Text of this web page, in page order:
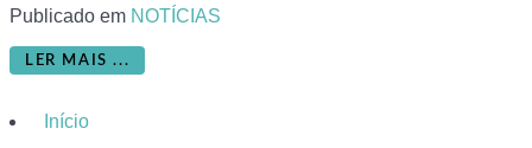
Publicado em NOTÍCIAS
LER MAIS ...
Início